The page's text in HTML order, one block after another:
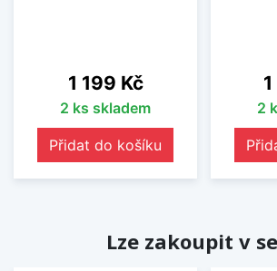
Cena
1 199 Kč
2 ks skladem
Přidat do košíku
2
Lze zakoupit v